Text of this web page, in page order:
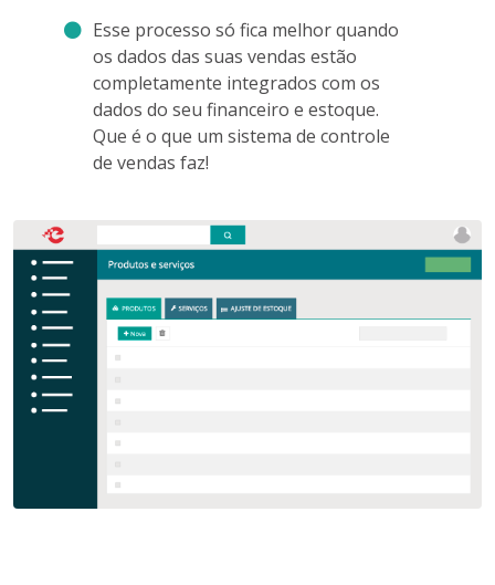
Esse processo só fica melhor quando
os dados das suas vendas estão
completamente integrados com os
dados do seu financeiro e estoque.
Que é o que um sistema de controle
de vendas faz!